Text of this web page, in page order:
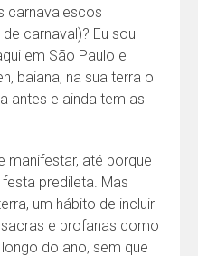
carnavalescos
carnaval)? Eu sou
em São Paulo e
baiana, na sua terra o
antes e ainda tem as
manifestar, até porque
predileta. Mas
um hábito de incluir
e profanas como
do ano, sem que